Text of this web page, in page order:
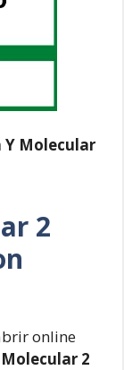
Y Molecular
2
online
2